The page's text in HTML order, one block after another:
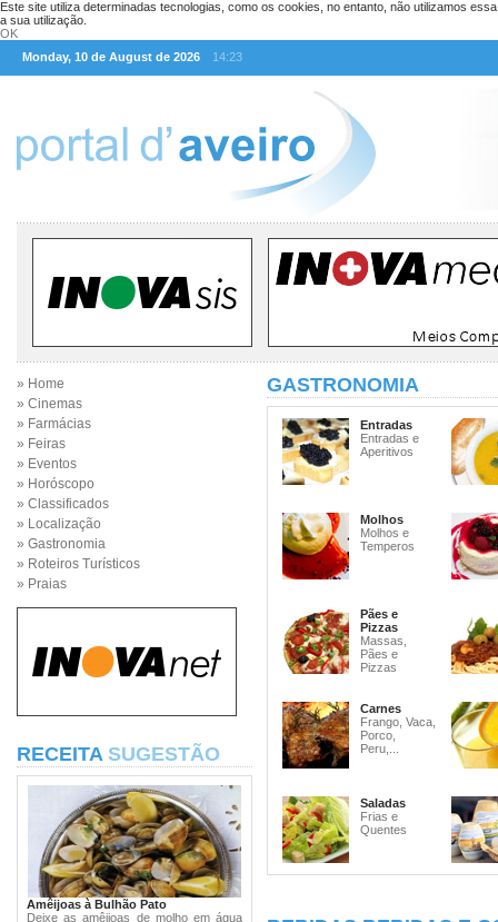
Este site utiliza determinadas tecnologias, como os cookies, no entanto, não utilizamos
a sua utilização.
OK
Monday, 10 de August de 2026
14:23
» Home
» Cinemas
» Farmácias
» Feiras
» Eventos
» Horóscopo
» Classificados
» Localização
» Gastronomia
» Roteiros Turísticos
» Praias
RECEITA SUGESTÃO
Amêijoas à Bulhão Pato
Deixe as amêijoas de molho em água
GASTRONOMIA
Entradas
Entradas e
Aperitivos
Molhos
Molhos e
Temperos
Pães e
Pizzas
Massas,
Pães e
Pizzas
Carnes
Frango, Vaca,
Porco,
Peru,...
Saladas
Frias e
Quentes